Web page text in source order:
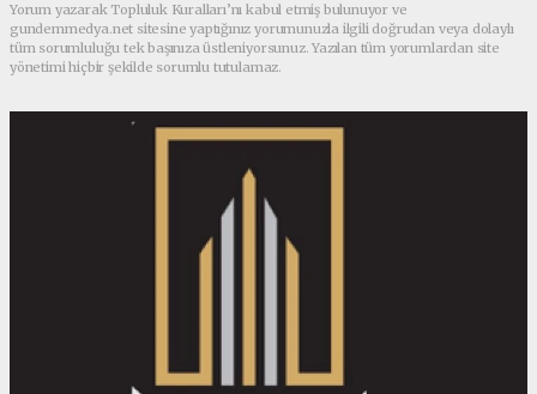
Yorum yazarak Topluluk Kuralları’nı kabul etmiş bulunuyor ve
gundemmedya.net sitesine yaptığınız yorumunuzla ilgili doğrudan veya dolaylı
tüm sorumluluğu tek başınıza üstleniyorsunuz. Yazılan tüm yorumlardan site
yönetimi hiçbir şekilde sorumlu tutulamaz.